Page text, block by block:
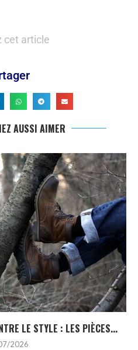
cet article
AUSSI AIMER
LE STYLE : LES PIÈCES...
2026